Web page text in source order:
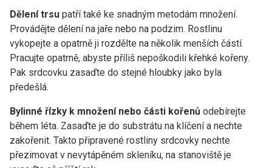
Dělení trsu patří také ke snadným metodám množení.
Provádějte dělení na jaře nebo na podzim. Rostlinu
vykopejte a opatrně ji rozdělte na několik menších částí.
Pracujte opatrně, abyste příliš nepoškodili křehké kořeny.
Pak srdcovku zasaďte do stejné hloubky jako byla
předešlá.
Bylinné řízky k množení nebo části kořenů odebírejte
během léta. Zasaďte je do substrátu na klíčení a nechte
zakořenit. Takto připravené rostliny srdcovky nechte
přezimovat v nevytápěném skleníku, na stanoviště je